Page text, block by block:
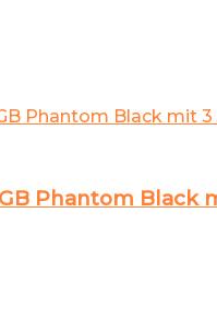
Phantom Black